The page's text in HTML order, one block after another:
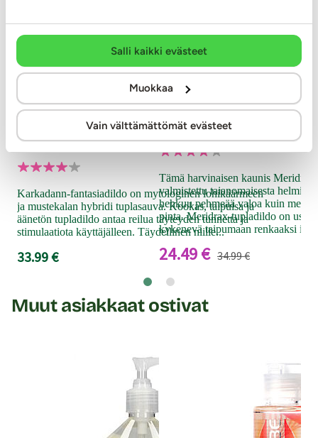
Salli kaikki evästeet
Muokkaa
Vain välttämättömät evästeet
Karkadann - Fantasiadildo +
anaalitappi
Karkadann-fantasiadildo on mytologinen lohikäärmeen
ja mustekalan hybridi tuplasauva. Kookas, taipuisa ja
äänetön tupladildo antaa reilua täyteyden tunnetta ja
stimulaatiota käyttäjälleen. Täydellinen niille...
33.99 €
Alien Toys
Meridrax - Tupladildo
Tämä harvinaisen kaunis
valmistettu taianomaisesta
hehkuu pehmeää valoa kuin
pinta. Meridrax-tupladildo on
kykenevä taipumaan renkaaksi
24.49 € 34.99 €
Muut asiakkaat ostivat